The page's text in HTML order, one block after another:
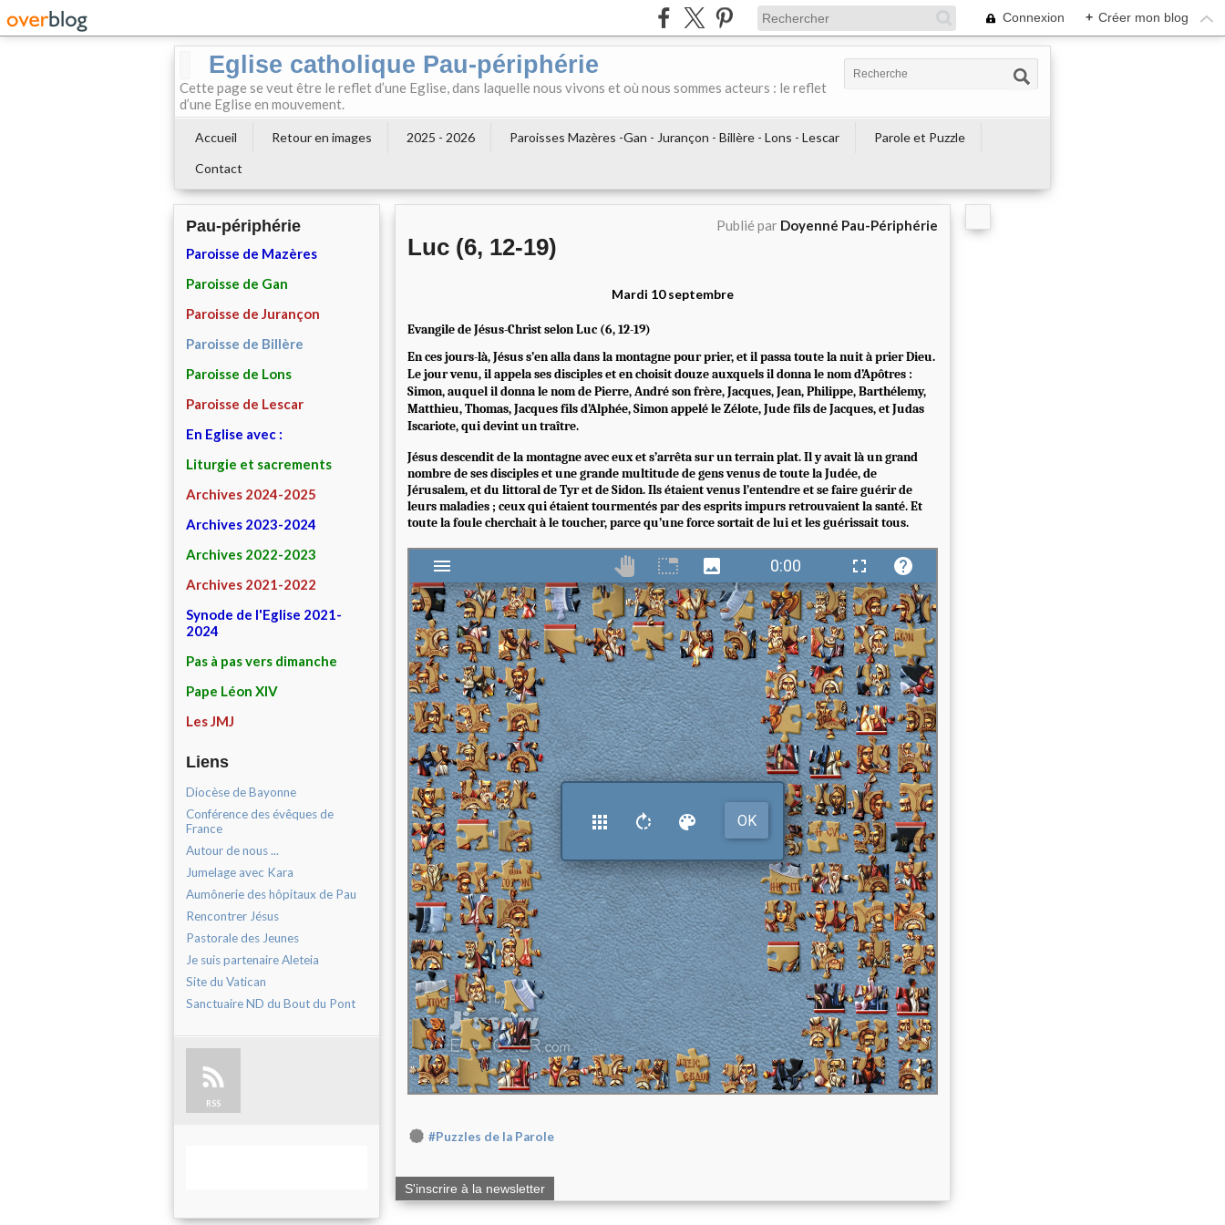
Connexion + Créer mon blog
Eglise catholique Pau-périphérie
Cette page se veut être le reflet d’une Eglise, dans laquelle nous vivons et où nous sommes acteurs : le reflet
d’une Eglise en mouvement.
Accueil Retour en images 2025 - 2026 Paroisses Mazères -Gan - Jurançon - Billère - Lons - Lescar
Parole et Puzzle
Contact
Pau-périphérie
Paroisse de Mazères
Paroisse de Gan
Paroisse de Jurançon
Paroisse de Billère
Paroisse de Lons
Paroisse de Lescar
En Eglise avec :
Liturgie et sacrements
Archives 2024-2025
Archives 2023-2024
Archives 2022-2023
Archives 2021-2022
Synode de l'Eglise 2021-
2024
Pas à pas vers dimanche
Pape Léon XIV
Les JMJ
Liens
Diocèse de Bayonne
Conférence des évêques de
France
Autour de nous ...
Jumelage avec Kara
Aumônerie des hôpitaux de Pau
Rencontrer Jésus
Pastorale des Jeunes
Je suis partenaire Aleteia
Site du Vatican
Sanctuaire ND du Bout du Pont
RSS
Publié par Doyenné Pau-Périphérie
Luc (6, 12-19)
Mardi 10 septembre
Evangile de Jésus-Christ selon Luc (6, 12-19)
En ces jours-là, Jésus s’en alla dans la montagne pour prier, et il passa toute la nuit à prier Dieu.
Le jour venu, il appela ses disciples et en choisit douze auxquels il donna le nom d’Apôtres :
Simon, auquel il donna le nom de Pierre, André son frère, Jacques, Jean, Philippe, Barthélemy,
Matthieu, Thomas, Jacques fils d’Alphée, Simon appelé le Zélote, Jude fils de Jacques, et Judas
Iscariote, qui devint un traître.
Jésus descendit de la montagne avec eux et s’arrêta sur un terrain plat. Il y avait là un grand
nombre de ses disciples et une grande multitude de gens venus de toute la Judée, de
Jérusalem, et du littoral de Tyr et de Sidon. Ils étaient venus l’entendre et se faire guérir de
leurs maladies ; ceux qui étaient tourmentés par des esprits impurs retrouvaient la santé. Et
toute la foule cherchait à le toucher, parce qu’une force sortait de lui et les guérissait tous.
#Puzzles de la Parole
S'inscrire à la newsletter